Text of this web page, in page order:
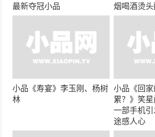
小品《薪火不息》朱雨辰崔
23780次播放
小品《原来如此》宋晓峰、
小品《听风》蒋欣 宋小宝喜
23235次播放
最新夺冠小品
烟喝酒烫
小品《寿宴》李玉刚、杨树
林
小品《回
累？》笑星
一部手机
途感人心